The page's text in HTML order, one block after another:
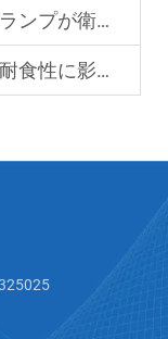
に使用されるのか
る要因は何ですか